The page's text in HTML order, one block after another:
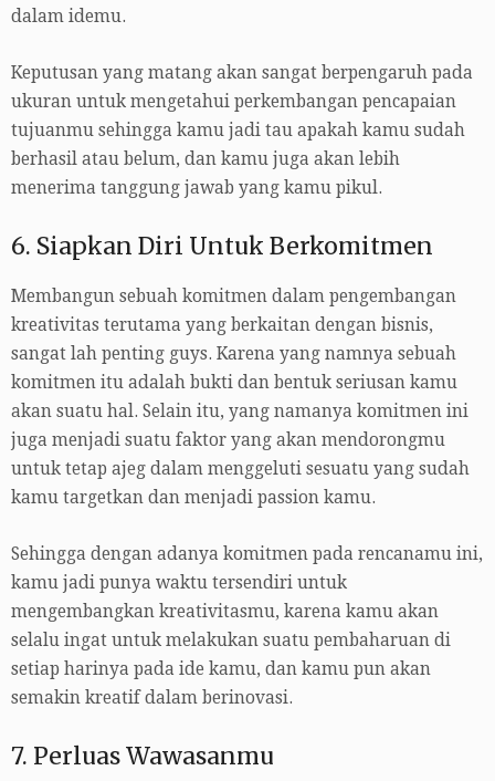
dalam idemu.
Keputusan yang matang akan sangat berpengaruh pada
ukuran untuk mengetahui perkembangan pencapaian
tujuanmu sehingga kamu jadi tau apakah kamu sudah
berhasil atau belum, dan kamu juga akan lebih
menerima tanggung jawab yang kamu pikul.
6. Siapkan Diri Untuk Berkomitmen
Membangun sebuah komitmen dalam pengembangan
kreativitas terutama yang berkaitan dengan bisnis,
sangat lah penting guys. Karena yang namnya sebuah
komitmen itu adalah bukti dan bentuk seriusan kamu
akan suatu hal. Selain itu, yang namanya komitmen ini
juga menjadi suatu faktor yang akan mendorongmu
untuk tetap ajeg dalam menggeluti sesuatu yang sudah
kamu targetkan dan menjadi passion kamu.
Sehingga dengan adanya komitmen pada rencanamu ini,
kamu jadi punya waktu tersendiri untuk
mengembangkan kreativitasmu, karena kamu akan
selalu ingat untuk melakukan suatu pembaharuan di
setiap harinya pada ide kamu, dan kamu pun akan
semakin kreatif dalam berinovasi.
7. Perluas Wawasanmu